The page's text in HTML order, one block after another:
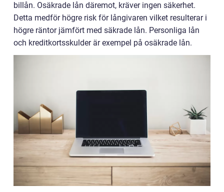
billån. Osäkrade lån däremot, kräver ingen säkerhet.
Detta medför högre risk för långivaren vilket resulterar i
högre räntor jämfört med säkrade lån. Personliga lån
och kreditkortsskulder är exempel på osäkrade lån.